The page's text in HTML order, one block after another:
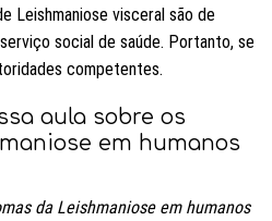
Leishmaniose visceral são de
social de saúde. Portanto, se
competentes.
aula sobre os
em humanos
da Leishmaniose em humanos